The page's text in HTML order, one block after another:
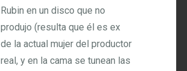
Rubin en un disco que no
produjo (resulta que él es ex
de la actual mujer del productor
real, y en la cama se tunean las